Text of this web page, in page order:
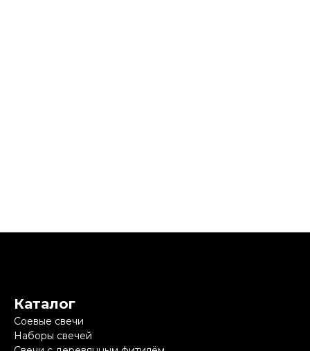
Каталог
Соевые свечи
Наборы свечей